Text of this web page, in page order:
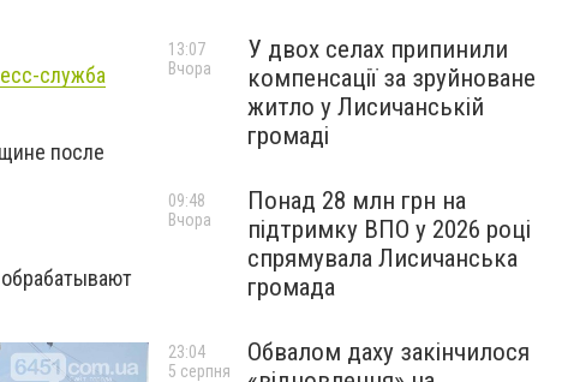
служба
после
У двох селах припинили
компенсації за зруйноване
житло у Лисичанській
громаді
13:07
Вчора
Понад 28 млн грн на
підтримку ВПО у 2026 році
спрямувала Лисичанська
громада
09:48
Вчора
Обвалом даху закінчилося
23:04
5 серпня